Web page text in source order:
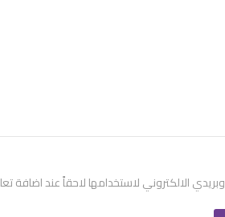
الالكتروني لاستخدامها لاحقاً عند اضافة